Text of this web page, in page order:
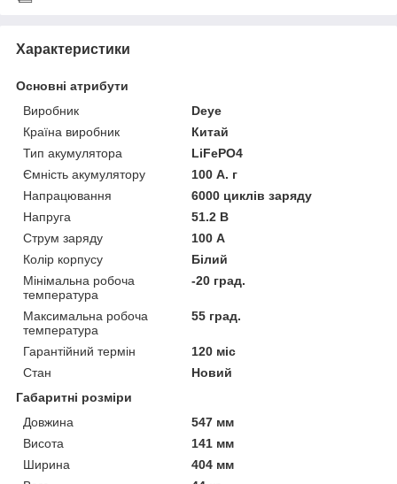
Характеристики
Основні атрибути
Виробник
Deye
Країна виробник
Китай
Тип акумулятора
LiFePO4
Ємність акумулятору
100 А. г
Напрацювання
6000 циклів заряду
Напруга
51.2 В
Струм заряду
100 А
Колір корпусу
Білий
Мінімальна робоча
температура
-20 град.
Максимальна робоча
температура
55 град.
Гарантійний термін
120 міс
Стан
Новий
Габаритні розміри
Довжина
547 мм
Висота
141 мм
Ширина
404 мм